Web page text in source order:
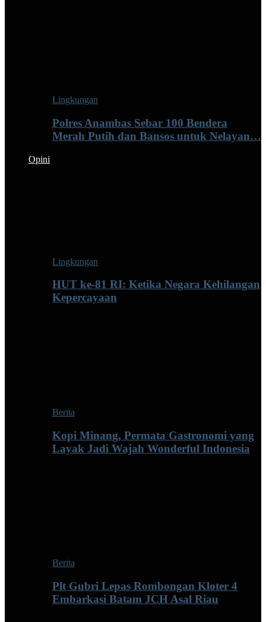
Lingkungan
Polres Anambas Sebar 100 Bendera
Merah Putih dan Bansos untuk Nelayan…
Opini
Lingkungan
HUT ke-81 RI: Ketika Negara Kehilangan
Kepercayaan
Berita
Kopi Minang, Permata Gastronomi yang
Layak Jadi Wajah Wonderful Indonesia
Berita
Plt Gubri Lepas Rombongan Kloter 4
Embarkasi Batam JCH Asal Riau